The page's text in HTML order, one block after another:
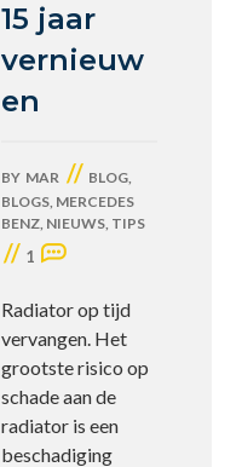
15 jaar
vernieuw
en
BY MAR // BLOG,
BLOGS, MERCEDES
BENZ, NIEUWS, TIPS
// 1
Radiator op tijd
vervangen. Het
grootste risico op
schade aan de
radiator is een
beschadiging